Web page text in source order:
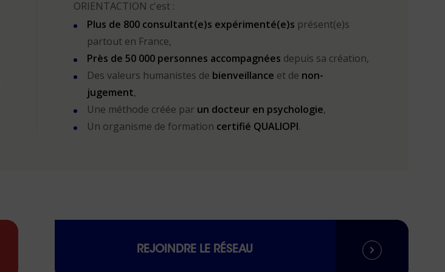
ORIENTACTION c'est :
Plus de 800 consultant(e)s expérimenté(e)s présent(e)s
partout en France,
Près de 50 000 personnes accompagnées depuis sa création,
Des valeurs humanistes de bienveillance et de non-
jugement,
Une méthode créée par un docteur en psychologie,
Un organisme de formation certifié QUALIOPI.
REJOINDRE LE RÉSEAU